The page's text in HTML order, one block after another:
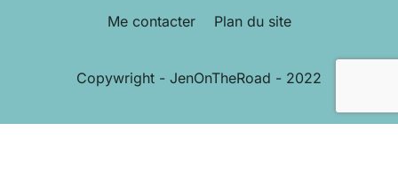
Me contacter
Plan du site
Copywright - JenOnTheRoad - 2022